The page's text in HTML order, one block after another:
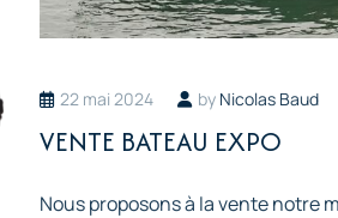
22 mai 2024 by Nicolas Baud
VENTE BATEAU EXPO
Nous proposons à la vente notre